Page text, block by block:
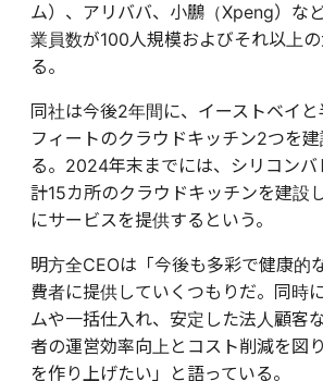
ム）、アリババ、小鵬（Xpeng）な
業員数が100人規模およびそれ以上
る。
同社は今後2年間に、イーストベイ
フィートのクラウドキッチン2つを
る。2024年末までには、シリコン
計15カ所のクラウドキッチンを建設
にサービスを提供するという。
明方全CEOは「今後も多彩で健康的
費者に提供していくつもりだ。同時
ムや一括仕入れ、安定した法人顧客
者の運営効率向上とコスト削減を図
を作り上げたい」と語っている。